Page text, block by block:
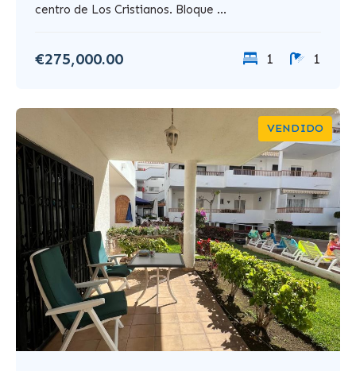
centro de Los Cristianos. Bloque ...
€275,000.00 1 1
VENDIDO